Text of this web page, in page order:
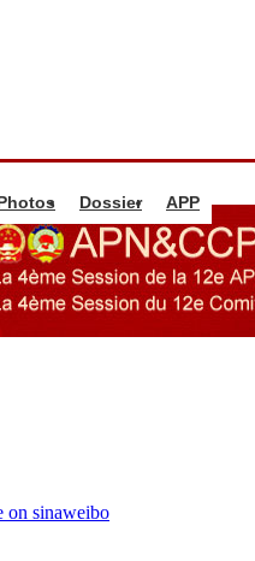
Dossier APP
on sinaweibo